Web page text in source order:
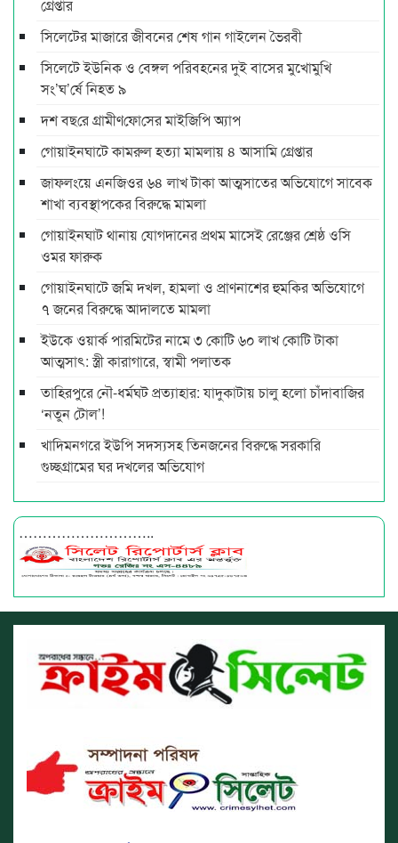
গ্রেপ্তার
সিলেটের মাজারে জীবনের শেষ গান গাইলেন ভৈরবী
সিলেটে ইউনিক ও বেঙ্গল পরিবহনের দুই বাসের মুখোমুখি
সং’ঘ’র্ষে নিহত ৯
দশ বছ‌রে গ্রামীণ‌ফো‌সের মাইজিপি অ্যাপ
গোয়াইনঘাটে কামরুল হত্যা মামলায় ৪ আসামি গ্রেপ্তার
জাফলংয়ে এনজিওর ৬৪ লাখ টাকা আত্মসাতের অভিযোগে সাবেক
শাখা ব্যবস্থাপকের বিরুদ্ধে মামলা
গোয়াইনঘাট থানায় যোগদানের প্রথম মাসেই রেঞ্জের শ্রেষ্ঠ ওসি
ওমর ফারুক
গোয়াইনঘাটে জমি দখল, হামলা ও প্রাণনাশের হুমকির অভিযোগে
৭ জনের বিরুদ্ধে আদালতে মামলা
ইউকে ওয়ার্ক পারমিটের নামে ৩ কোটি ৬০ লাখ কোটি টাকা
আত্মসাৎ: স্ত্রী কারাগারে, স্বামী পলাতক
তাহিরপুরে নৌ-ধর্মঘট প্রত্যাহার: যাদুকাটায় চালু হলো চাঁদাবাজির
‘নতুন টোল’!
খাদিমনগরে ইউপি সদস্যসহ তিনজনের বিরুদ্ধে সরকারি
গুচ্ছগ্রামের ঘর দখলের অভিযোগ
………………………..